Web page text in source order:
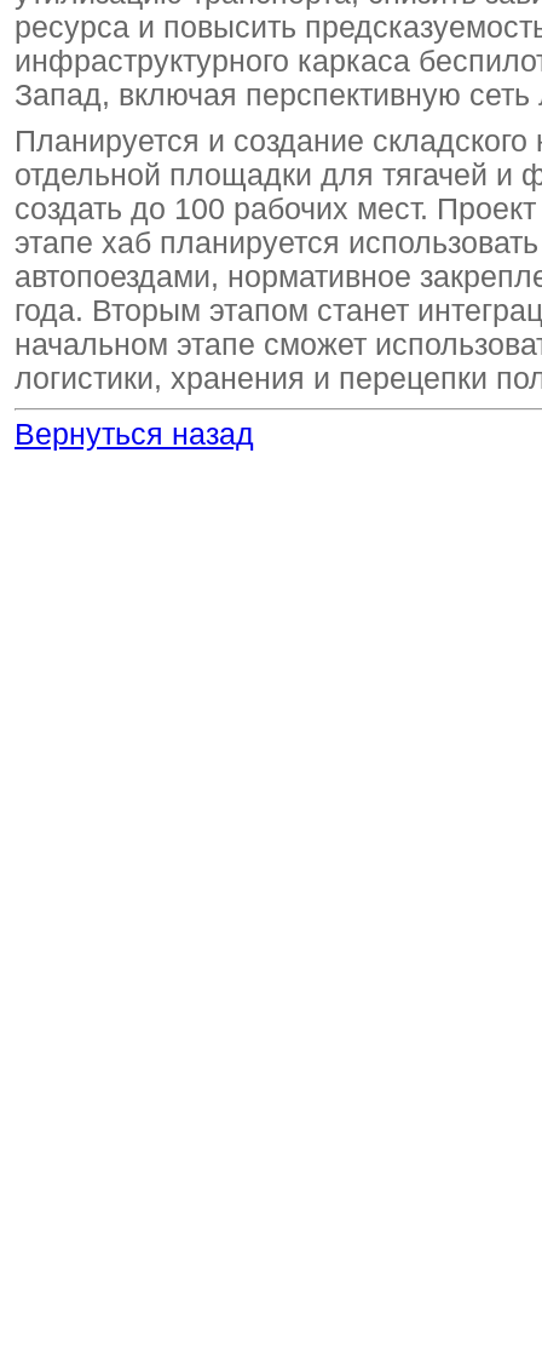
ресурса и повысить
инфраструктурного каркаса
Запад, включая перспективную
Планируется и создание
отдельной площадки для тягачей и
создать до 100 рабочих мест.
этапе хаб планируется
автопоездами, нормативное
года. Вторым этапом станет
начальном этапе сможет
логистики, хранения и перецепки
Вернуться назад